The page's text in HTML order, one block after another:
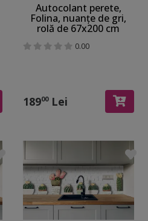
Autocolant perete,
Folina, nuanțe de gri,
rolă de 67x200 cm
0.00
18900Lei